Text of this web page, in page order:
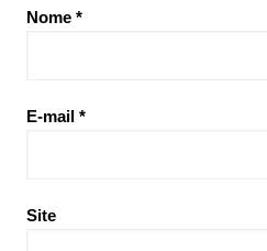
Nome *
E-mail *
Site